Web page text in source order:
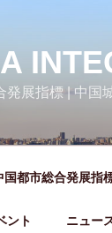
発展指標 | 中国
国都市総合発展指
ント ニュー